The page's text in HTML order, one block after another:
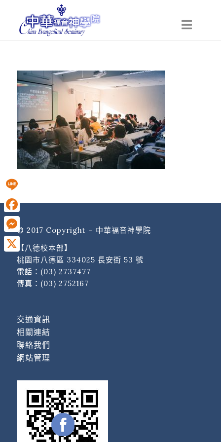
© 2017 Copyright – 中華福音神學院
【八德校本部】
桃園市八德區 334025 長安街 53 號
電話： (03) 2737477
傳真：(03) 2752167
交通資訊
相關連結
聯絡我們
網站管理
Line
Facebook
Messenger